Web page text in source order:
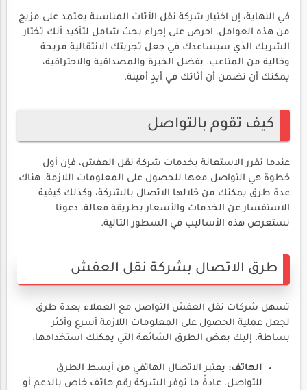
في النهاية، إن اختيار شركة نقل الأثاث المناسبة يعتمد على مزيج
من هذه العوامل. احرص على إجراء بحث شامل لتأكيد أنك تختار
الشريك الذي سيساعدك في جعل تجربتك الانتقالية مريحة
وخالية من المتاعب. بفضل الخبرة والمصداقية والاحترافية،
يمكنك أن تضمن أن أثاثك في أيدٍ أمينة.
كيف تقوم بالتواصل
عندما تقرر الاستعانة بخدمات شركة نقل العفش، فإن أول
خطوة هي التواصل معها للحصول على المعلومات اللازمة. هناك
عدة طرق يمكنك من خلالها الاتصال بالشركة، وكذلك كيفية
الاستفسار عن الخدمات والأسعار بطريقة فعالة. دعونا
نستعرض هذه الأساليب في السطور التالية.
طرق الاتصال بشركة نقل العفش
تسهل شركات نقل العفش التواصل مع العملاء بعدة طرق
لجعل عملية الحصول على المعلومات اللازمة أسرع وأكثر
بساطة. إليك بعض الطرق الشائعة التي يمكنك استخدامها:
الهاتف: يعتبر الاتصال الهاتفي من أبسط الطرق
للتواصل. عادةً ما توفر الشركة رقم هاتف خاص بالدعم أو